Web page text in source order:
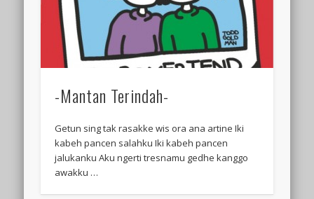
-Mantan Terindah-
Getun sing tak rasakke wis ora ana artine Iki
kabeh pancen salahku Iki kabeh pancen
jalukanku Aku ngerti tresnamu gedhe kanggo
awakku …